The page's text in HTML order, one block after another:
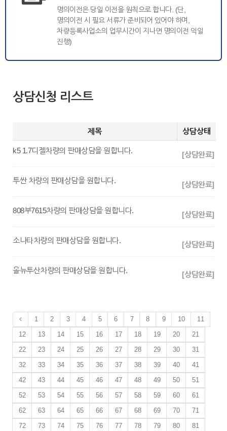
명의이전은 당일 이전을 원칙으로 합니다. (단,
명의이전 시 필요 서류가 준비되어 있어야 하며,
차량등록사업소의 업무시간이 지나면 명의이전 익일
진행)
상담신청 리스트
제목 상담상태
k5 1.7디젤차량의 판매상담을 원합니다. [상담완료]
투싼 차량의 판매상담을 원합니다. [상담완료]
808부7615차량의 판매상담을 원합니다. [상담완료]
소나타차량의 판매상담을 원합니다. [상담완료]
올뉴투산차량의 판매상담을 원합니다. [상담완료]
1 2 3 4 5 6 7 8 9 10
11
12
13 14 15 16 17 18 19 20
21
22
23 24 25 26 27 28 29 30
31
32
33 34 35 36 37 38 39 40
41
42
43 44 45 46 47 48 49 50
51
52
53 54 55 56 57 58 59 60
61
62
63 64 65 66 67 68 69 70
71
72
73 74 75 76 77 78 79 80 81